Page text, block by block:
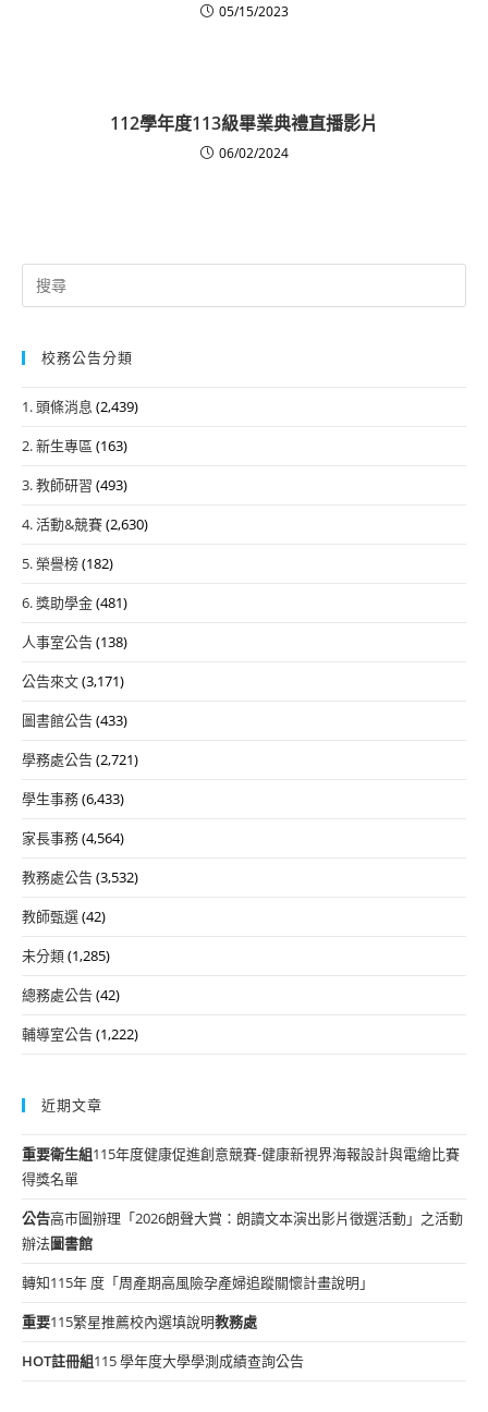
05/15/2023
112學年度113級畢業典禮直播影片
06/02/2024
Search
for:
校務公告分類
1. 頭條消息 (2,439)
2. 新生專區 (163)
3. 教師研習 (493)
4. 活動&競賽(2,630)
5. 榮譽榜(182)
6. 獎助學金(481)
人事室公告(138)
公告來文(3,171)
圖書館公告(433)
學務處公告(2,721)
學生事務(6,433)
家長事務(4,564)
教務處公告(3,532)
教師甄選(42)
未分類(1,285)
總務處公告(42)
輔導室公告(1,222)
近期文章
重要衛生組115年度健康促進創意競賽-健康新視界海報設計與電繪比賽
得獎名單
公告高市圖辦理「2026朗聲大賞：朗讀文本演出影片徵選活動」之活動
辦法圖書館
轉知115年 度「周產期高風險孕產婦追蹤關懷計畫說明」
重要115繁星推薦校內選填說明教務處
HOT註冊組115 學年度大學學測成績查詢公告